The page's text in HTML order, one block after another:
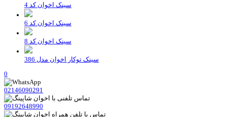
سینک اخوان کد 4
سینک اخوان کد 6
سینک اخوان کد 8
سینک توکار اخوان مدل 386
0
02146090291
09192648990